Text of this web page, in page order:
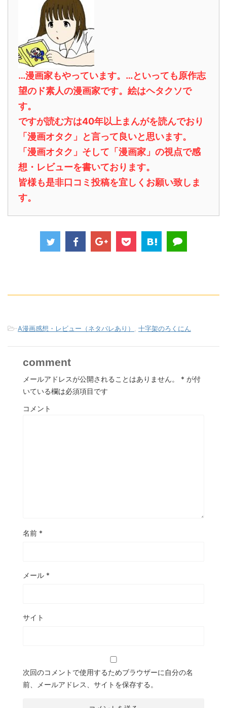
…漫画家もやっています。…といっても原作志
望のド素人の漫画家です。絵はヘタクソで
す。
ですが読む方は40年以上まんがを読んでおり
「漫画オタク」と言って良いと思います。
「漫画オタク」そして「漫画家」の視点で感
想・レビューを書いております。
皆様も是非口コミ投稿を宜しくお願い致しま
す。
-A漫画感想・レビュー（ネタバレあり） 十字架のろくにん
comment
メールアドレスが公開されることはありません。 * が付
いている欄は必須項目です
コメント
名前 *
メール *
サイト
次回のコメントで使用するためブラウザーに自分の名
前、メールアドレス、サイトを保存する。